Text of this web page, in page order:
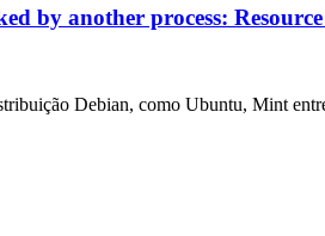
by another process:
Debian, como Ubuntu, Mint